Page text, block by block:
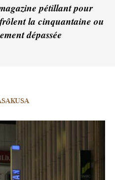
pétillant pour
la cinquantaine ou
dépassée